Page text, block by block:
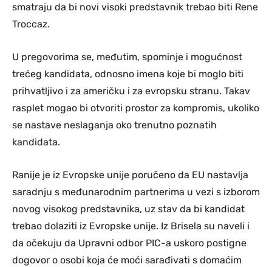
smatraju da bi novi visoki predstavnik trebao biti Rene
Troccaz.
U pregovorima se, međutim, spominje i mogućnost
trećeg kandidata, odnosno imena koje bi moglo biti
prihvatljivo i za američku i za evropsku stranu. Takav
rasplet mogao bi otvoriti prostor za kompromis, ukoliko
se nastave neslaganja oko trenutno poznatih
kandidata.
Ranije je iz Evropske unije poručeno da EU nastavlja
saradnju s međunarodnim partnerima u vezi s izborom
novog visokog predstavnika, uz stav da bi kandidat
trebao dolaziti iz Evropske unije. Iz Brisela su naveli i
da očekuju da Upravni odbor PIC-a uskoro postigne
dogovor o osobi koja će moći sarađivati s domaćim